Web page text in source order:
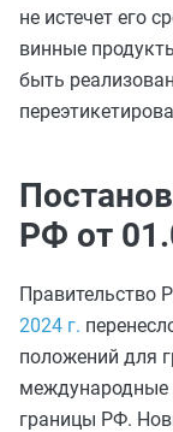
не истечет его
винные
быть
РФ от
Правительство
2024 г.
положений для
международные
границы РФ.